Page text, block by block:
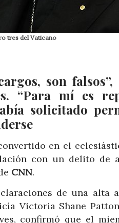
tres del Vaticano
son
“Para mí es
solicitado
en el
con un delito de
CNN.
de una alta
Victoria Shane
confirmó que el